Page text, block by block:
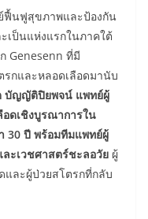
ฟื้นฟูสุขภาพและป้องกัน
เป็นแห่งแรกในภาคใต้
Genesenn ที่มี
กและหลอดเลือดมานับ
บัญญัติปิยพจน์ แพทย์ผู้
อดเชิงบูรณาการใน
30 ปี พร้อมทีมแพทย์ผู้
ะเวชศาสตร์ชะลอวัย ผู้
ละผู้ป่วยสโตรกที่กลับ